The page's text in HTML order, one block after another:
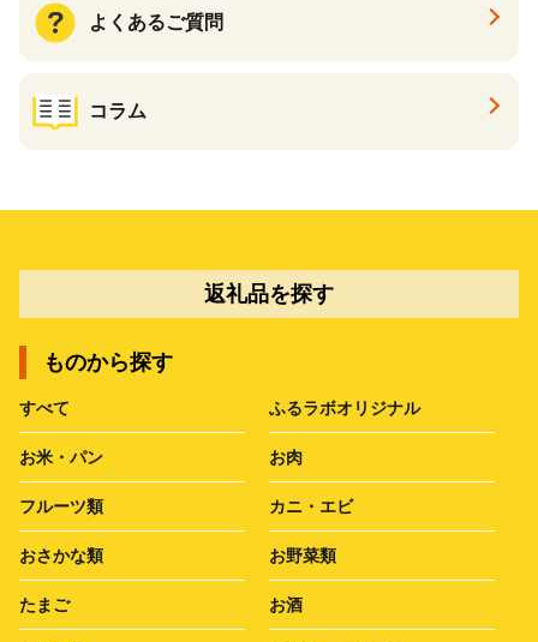
よくあるご質問
コラム
返礼品を探す
ものから探す
すべて ふるラボオリジナル
お米・パン お肉
フルーツ類 カニ・エビ
おさかな類 お野菜類
たまご お酒